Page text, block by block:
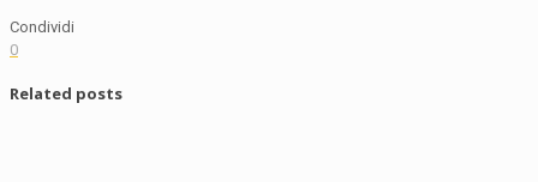
Condividi
0
Related posts